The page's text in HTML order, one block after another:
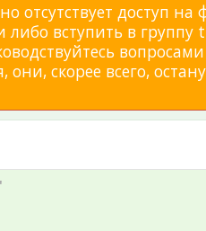
отсутствует доступ
вступить в
скорее всего,